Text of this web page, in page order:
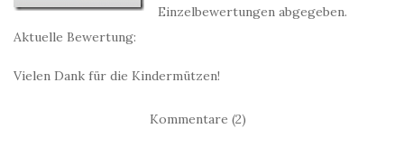
Einzelbewertungen abgegeben.
Aktuelle Bewertung:
Vielen Dank für die Kindermützen!
Kommentare (2)